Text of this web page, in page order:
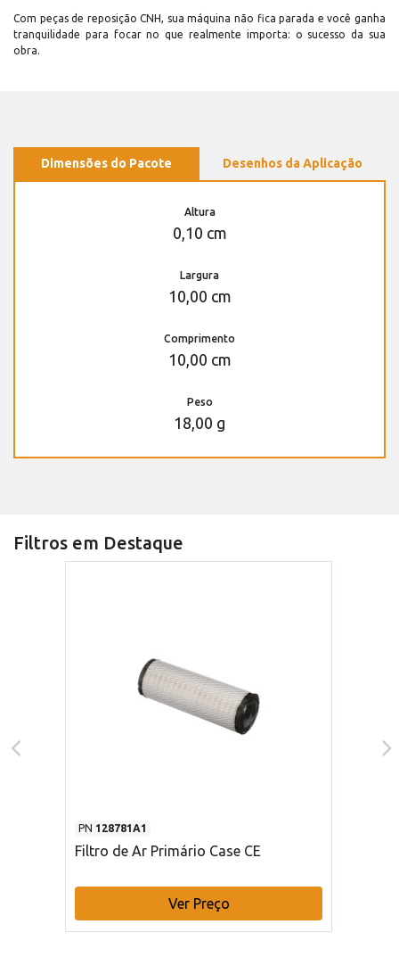
Com peças de reposição CNH, sua máquina não fica parada e você ganha
tranquilidade para focar no que realmente importa: o sucesso da sua
obra.
Dimensões do Pacote Desenhos da Aplicação
Altura
0,10 cm
Largura
10,00 cm
Comprimento
10,00 cm
Peso
18,00 g
Filtros em Destaque
PN 128781A1
Filtro de Ar Primário Case CE
Ver Preço